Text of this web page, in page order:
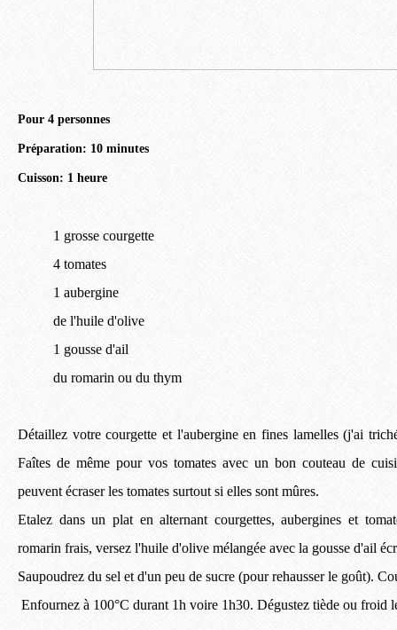
Pour 4 personnes
Préparation: 10 minutes
Cuisson: 1 heure
1 grosse courgette
4 tomates
1 aubergine
de l'huile d'olive
1 gousse d'ail
du romarin ou du thym
Détaillez votre courgette et l'aubergine en fines lamelles (j'ai
Faîtes de même pour vos tomates avec un bon couteau de
peuvent écraser les tomates surtout si elles sont mûres.
Etalez dans un plat en alternant courgettes, aubergines et
romarin frais, versez l'huile d'olive mélangée avec la gousse d'ail
Saupoudrez du sel et d'un peu de sucre (pour rehausser le goût).
Enfournez à 100°C durant 1h voire 1h30. Dégustez tiède ou froid